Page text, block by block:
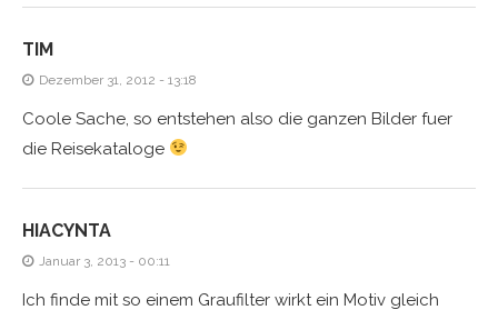
TIM
Dezember 31, 2012 - 13:18
Coole Sache, so entstehen also die ganzen Bilder fuer
die Reisekataloge
HIACYNTA
Januar 3, 2013 - 00:11
Ich finde mit so einem Graufilter wirkt ein Motiv gleich